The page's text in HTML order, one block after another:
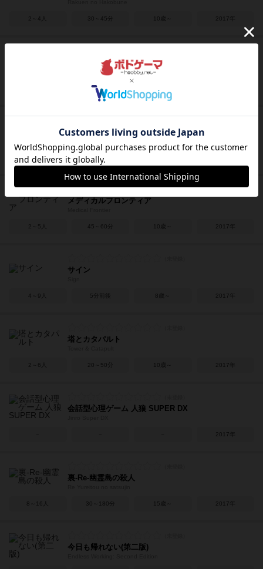
2～4人 30～45分 10歳～ 2017年
ドミニオン：基本カードセット
Dominion: Base Card Set
－
四季の森
2～4人 30～40分
メディカルフロンティア
2～5人 45～60分 10歳～ 2017年
サイン
4～9人 5分前後 8歳～ 2017年
塔とカタパルト
2～6人 20～50分 10歳～ 2017年
会話型心理ゲーム 人狼 SUPER DX
2017年
裏-Re-幽霊島の殺人
8～16人 30～180分 15歳～ 2017年
今日も帰れない(第二版)